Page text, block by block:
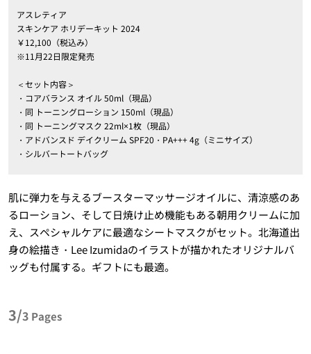
アスレティア
スキンケア ホリデーキット 2024
￥12,100（税込み）
※11月22日限定発売
＜セット内容＞
・コアバランス オイル 50ml（現品）
・同 トーニングローション 150ml（現品）
・同 トーニングマスク 22ml×1枚（現品）
・アドバンスド デイクリーム SPF20・PA+++ 4g（ミニサイズ）
・シルバートートバッグ
肌に弾力を与えるブースターマッサージオイルに、清涼感のあ
るローション、そして日焼け止め機能もある朝用クリームに加
え、スペシャルケアに最適なシートマスクがセット。北海道出
身の絵描き・Lee Izumidaのイラストが描かれたオリジナルバ
ッグも付属する。ギフトにも最適。
3/3 Pages